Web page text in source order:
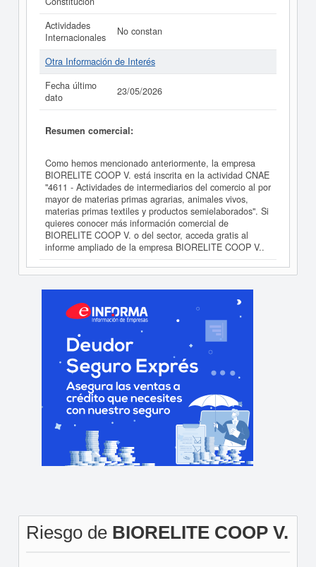
Actividades
Internacionales
No constan
Otra Información de Interés
Fecha último
dato
23/05/2026
Resumen comercial:
Como hemos mencionado anteriormente, la empresa
BIORELITE COOP V. está inscrita en la actividad CNAE
"4611 - Actividades de intermediarios del comercio al por
mayor de materias primas agrarias, animales vivos,
materias primas textiles y productos semielaborados". Si
quieres conocer más información comercial de
BIORELITE COOP V. o del sector, acceda gratis al
informe ampliado de la empresa BIORELITE COOP V..
Riesgo de BIORELITE COOP V.